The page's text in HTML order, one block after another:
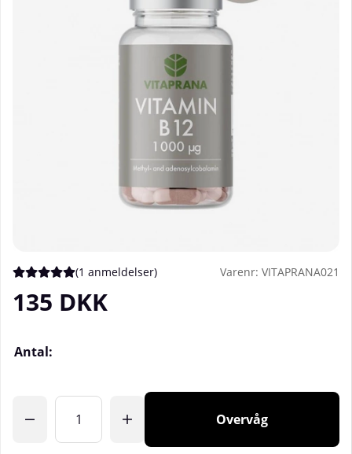
Gennemsnitlig vurdering 5 ud af 5 Antal vurderinger 1
(1 anmeldelser) Varenr: VITAPRANA021
135 DKK
Antal:
Overvåg